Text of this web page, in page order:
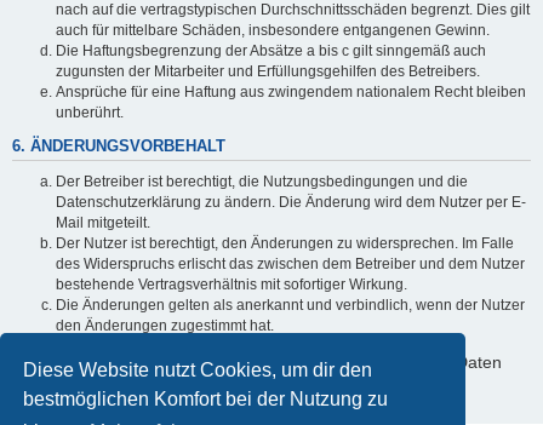
Diese Website nutzt Cookies, um dir den
bestmöglichen Komfort bei der Nutzung zu
nach auf die vertragstypischen Durchschnittsschäden begrenzt. Dies gilt
auch für mittelbare Schäden, insbesondere entgangenen Gewinn.
Die Haftungsbegrenzung der Absätze a bis c gilt sinngemäß auch
zugunsten der Mitarbeiter und Erfüllungsgehilfen des Betreibers.
Ansprüche für eine Haftung aus zwingendem nationalem Recht bleiben
unberührt.
6. ÄNDERUNGSVORBEHALT
Der Betreiber ist berechtigt, die Nutzungsbedingungen und die
Datenschutzerklärung zu ändern. Die Änderung wird dem Nutzer per E-
Mail mitgeteilt.
Der Nutzer ist berechtigt, den Änderungen zu widersprechen. Im Falle
des Widerspruchs erlischt das zwischen dem Betreiber und dem Nutzer
bestehende Vertragsverhältnis mit sofortiger Wirkung.
Die Änderungen gelten als anerkannt und verbindlich, wenn der Nutzer
den Änderungen zugestimmt hat.
Informationen über den Umgang mit deinen persönlichen Daten
sind in der Datenschutzerklärung enthalten.